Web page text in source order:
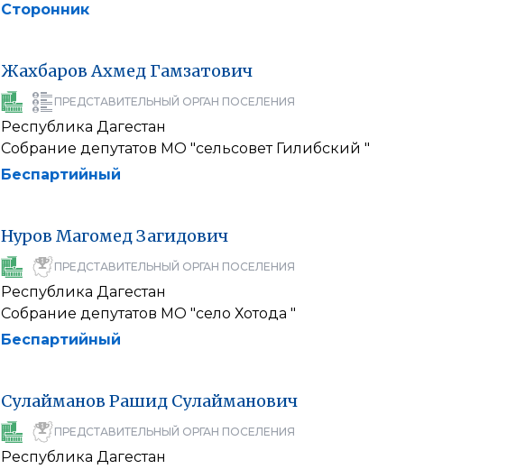
Сторонник
Жахбаров Ахмед Гамзатович
ПРЕДСТАВИТЕЛЬНЫЙ ОРГАН ПОСЕЛЕНИЯ
Республика Дагестан
Собрание депутатов МО "сельсовет Гилибский "
Беспартийный
Нуров МагомедЗагидович
ПРЕДСТАВИТЕЛЬНЫЙ ОРГАН ПОСЕЛЕНИЯ
Республика Дагестан
Собрание депутатов МО "село Хотода "
Беспартийный
Сулайманов Рашид Сулайманович
ПРЕДСТАВИТЕЛЬНЫЙ ОРГАН ПОСЕЛЕНИЯ
Республика Дагестан